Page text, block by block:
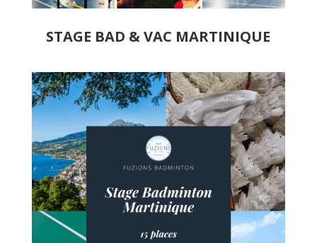
STAGE BAD & VAC MARTINIQUE